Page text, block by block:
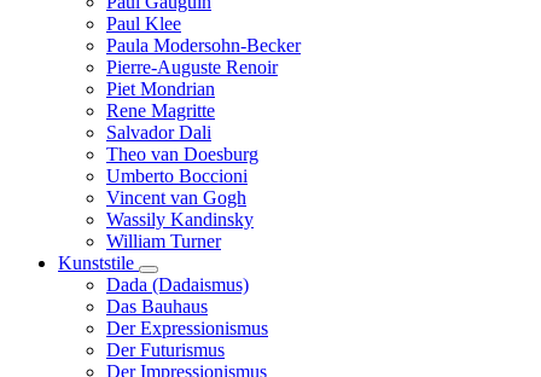
Paul Klee
Paula Modersohn-Becker
Pierre-Auguste Renoir
Piet Mondrian
Rene Magritte
Salvador Dali
Theo van Doesburg
Umberto Boccioni
Vincent van Gogh
Wassily Kandinsky
William Turner
Kunststile
Unternavigation
von
Kunststile
Dada (Dadaismus)
Das Bauhaus
Der Expressionismus
Der Futurismus
Der Impressionismus